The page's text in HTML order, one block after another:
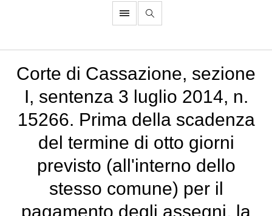
Corte di Cassazione, sezione
I, sentenza 3 luglio 2014, n.
15266. Prima della scadenza
del termine di otto giorni
previsto (all'interno dello
stesso comune) per il
pagamento degli assegni, la